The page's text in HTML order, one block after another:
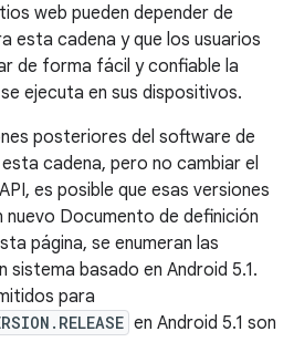
web pueden depender de
esta cadena y que los usuarios
de forma fácil y confiable la
ejecuta en sus dispositivos.
posteriores del software de
cadena, pero no cambiar el
es posible que esas versiones
nuevo Documento de definición
página, se enumeran las
sistema basado en Android 5.1.
para
en Android 5.1 son